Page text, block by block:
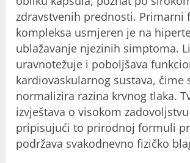
zdravstvenih prednosti. Primarni
kompleksa usmjeren je na
ublažavanje njezinih simptoma.
uravnotežuje i poboljšava
kardiovaskularnog sustava, čime
normalizira razina krvnog tlaka.
izvještava o visokom
pripisujući to prirodnoj formuli
podržava svakodnevno fizičko